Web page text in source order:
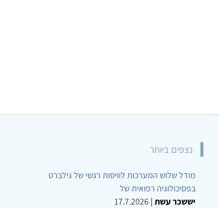
נצפים ביותר
מודל שלוש המערכות לוויסות רגשי של גילברט
בפסיכולוגיה רפואית של
יששכר עשת |
17.7.2026